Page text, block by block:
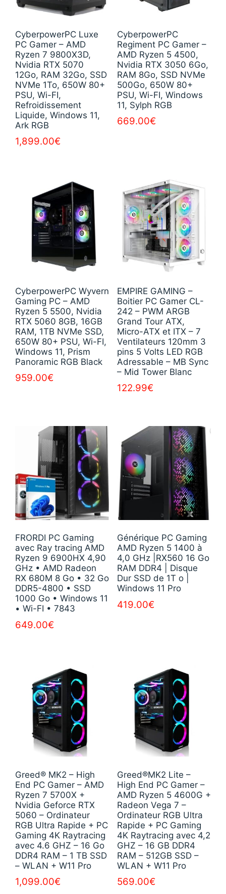
CyberpowerPC Luxe
PC Gamer – AMD
Ryzen 7 9800X3D,
Nvidia RTX 5070
12Go, RAM 32Go, SSD
NVMe 1To, 650W 80+
PSU, Wi-FI,
Refroidissement
Liquide, Windows 11,
Ark RGB
1,899.00€
CyberpowerPC
Regiment PC Gamer –
AMD Ryzen 5 4500,
Nvidia RTX 3050 6Go,
RAM 8Go, SSD NVMe
500Go, 650W 80+
PSU, Wi-FI, Windows
11, Sylph RGB
669.00€
CyberpowerPC Wyvern
Gaming PC – AMD
Ryzen 5 5500, Nvidia
RTX 5060 8GB, 16GB
RAM, 1TB NVMe SSD,
650W 80+ PSU, Wi-FI,
Windows 11, Prism
Panoramic RGB Black
959.00€
EMPIRE GAMING –
Boitier PC Gamer CL-
242 – PWM ARGB
Grand Tour ATX,
Micro-ATX et ITX – 7
Ventilateurs 120mm 3
pins 5 Volts LED RGB
Adressable – MB Sync
– Mid Tower Blanc
122.99€
FRORDI PC Gaming
avec Ray tracing AMD
Ryzen 9 6900HX 4,90
GHz • AMD Radeon
RX 680M 8 Go • 32 Go
DDR5-4800 • SSD
1000 Go • Windows 11
• Wi-FI • 7843
649.00€
Générique PC Gaming
AMD Ryzen 5 1400 à
4,0 GHz |RX560 16 Go
RAM DDR4 | Disque
Dur SSD de 1T o |
Windows 11 Pro
419.00€
Greed® MK2 – High
End PC Gamer – AMD
Ryzen 7 5700X +
Nvidia Geforce RTX
5060 – Ordinateur
RGB Ultra Rapide + PC
Gaming 4K Raytracing
avec 4.6 GHZ – 16 Go
DDR4 RAM – 1 TB SSD
– WLAN + W11 Pro
1,099.00€
Greed®MK2 Lite –
High End PC Gamer –
AMD Ryzen 5 4600G +
Radeon Vega 7 –
Ordinateur RGB Ultra
Rapide + PC Gaming
4K Raytracing avec 4,2
GHZ – 16 GB DDR4
RAM – 512GB SSD –
WLAN + W11 Pro
569.00€